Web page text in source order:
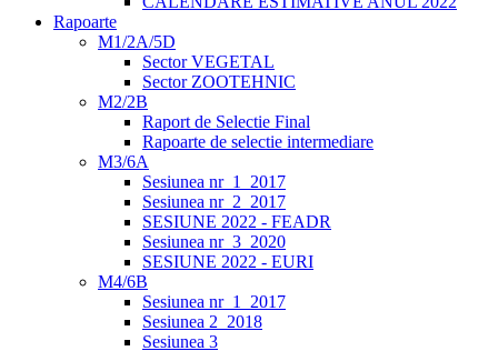
Rapoarte
M1/2A/5D
Sector VEGETAL
Sector ZOOTEHNIC
M2/2B
Raport de Selectie Final
Rapoarte de selectie intermediare
M3/6A
Sesiunea nr_1_2017
Sesiunea nr_2_2017
SESIUNE 2022 - FEADR
Sesiunea nr_3_2020
SESIUNE 2022 - EURI
M4/6B
Sesiunea nr_1_2017
Sesiunea 2_2018
Sesiunea 3